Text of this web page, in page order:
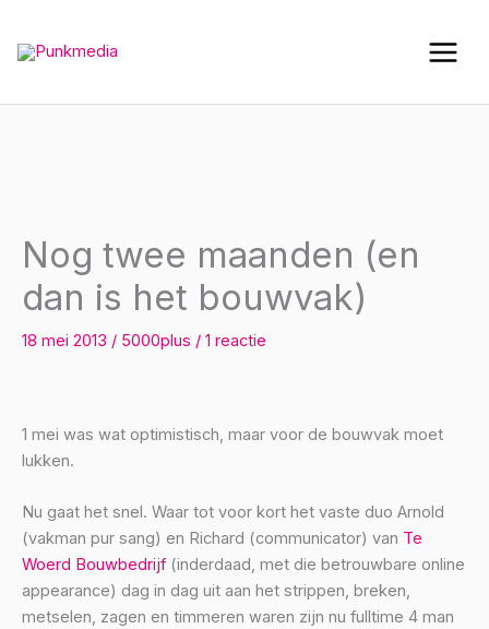
de
Nog twee maanden (en
dan is het bouwvak)
18 mei 2013 / 5000plus / 1 reactie
1 mei was wat optimistisch, maar voor de bouwvak moet
lukken.
Nu gaat het snel. Waar tot voor kort het vaste duo Arnold
(vakman pur sang) en Richard (communicator) van Te
Woerd Bouwbedrijf(inderdaad, met die betrouwbare online
appearance) dag in dag uit aan het strippen, breken,
metselen, zagen en timmeren waren zijn nu fulltime 4 man